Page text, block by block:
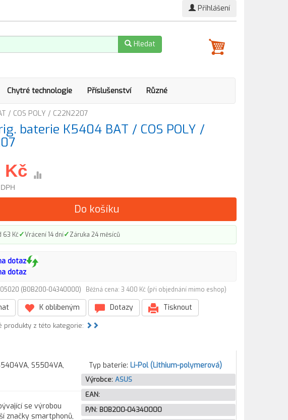
Přihlášení
Hledat
Chytré technologie Příslušenství Různé
/ COS POLY / C22N2207
baterie K5404 BAT / COS POLY /
Kč
Do košíku
63 Kč✓Vrácení 14 dní✓Záruka 24 měsíců
dotaz
dotaz
(B0B200-04340000) Běžná cena: 3 400 Kč (při objednání mimo eshop)
K oblíbeným Dotazy Tisknout
produkty z této kategorie:
S5504VA,
se výrobou
značky smartphonů,
Typ baterie: Li-Pol (Lithium-polymerová)
Výrobce: ASUS
EAN:
P/N: B0B200-04340000